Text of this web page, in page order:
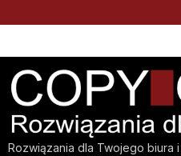
Rozwiązania dla Twojego biura